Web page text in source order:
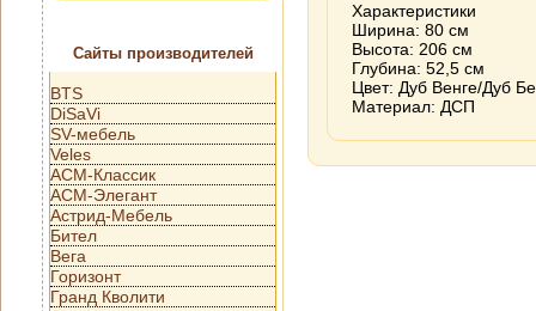
Сайты производителей
BTS
DiSaVi
SV-мебель
Veles
АСМ-Классик
АСМ-Элегант
Астрид-Мебель
Бител
Вега
Горизонт
Гранд Кволити
Характеристики
Ширина: 80 см
Высота: 206 см
Глубина: 52,5 см
Цвет: Дуб Венге/Дуб
Материал: ДСП